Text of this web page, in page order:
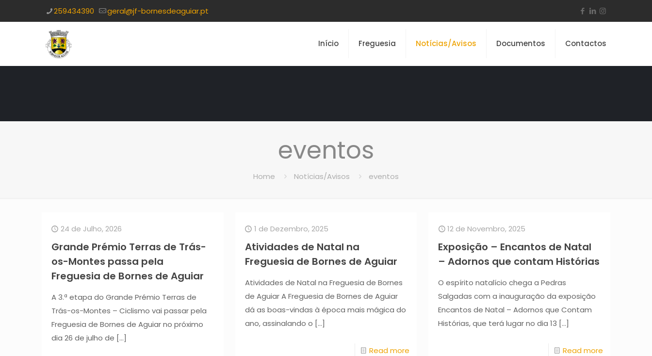
259434390 geral@jf-bornesdeaguiar.pt
Início Freguesia Notícias/Avisos Documentos Contactos
eventos
Home Notícias/Avisos eventos
24 de Julho, 2026
Grande Prémio Terras de Trás-
os-Montes passa pela
Freguesia de Bornes de Aguiar
A 3.ª etapa do Grande Prémio Terras de
Trás-os-Montes – Ciclismo vai passar pela
Freguesia de Bornes de Aguiar no próximo
dia 26 de julho de […]
1 de Dezembro, 2025
Atividades de Natal na
Freguesia de Bornes de Aguiar
Atividades de Natal na Freguesia de Bornes
de Aguiar A Freguesia de Bornes de Aguiar
dá as boas-vindas à época mais mágica do
ano, assinalando o […]
Read more
12 de Novembro, 2025
Exposição – Encantos de Natal
– Adornos que contam Histórias
O espírito natalício chega a Pedras
Salgadas com a inauguração da exposição
Encantos de Natal – Adornos que Contam
Histórias, que terá lugar no dia 13 […]
Read more